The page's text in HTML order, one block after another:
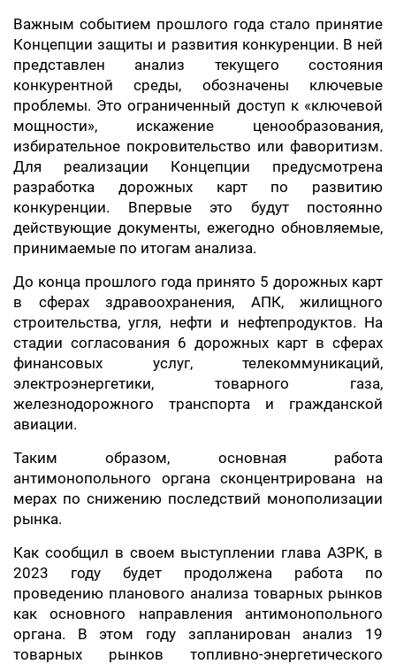
Важным событием прошлого года стало принятие
Концепции защиты и развития конкуренции. В ней
представлен анализ текущего состояния
конкурентной среды, обозначены ключевые
проблемы. Это ограниченный доступ к «ключевой
мощности», искажение ценообразования,
избирательное покровительство или фаворитизм.
Для реализации Концепции предусмотрена
разработка дорожных карт по развитию
конкуренции. Впервые это будут постоянно
действующие документы, ежегодно обновляемые,
принимаемые по итогам анализа.
До конца прошлого года принято 5 дорожных карт
в сферах здравоохранения, АПК, жилищного
строительства, угля, нефти и нефтепродуктов. На
стадии согласования 6 дорожных карт в сферах
финансовых услуг, телекоммуникаций,
электроэнергетики, товарного газа,
железнодорожного транспорта и гражданской
авиации.
Таким образом, основная работа
антимонопольного органа сконцентрирована на
мерах по снижению последствий монополизации
рынка.
Как сообщил в своем выступлении глава АЗРК, в
2023 году будет продолжена работа по
проведению планового анализа товарных рынков
как основного направления антимонопольного
органа. В этом году запланирован анализ 19
товарных рынков топливно-энергетического